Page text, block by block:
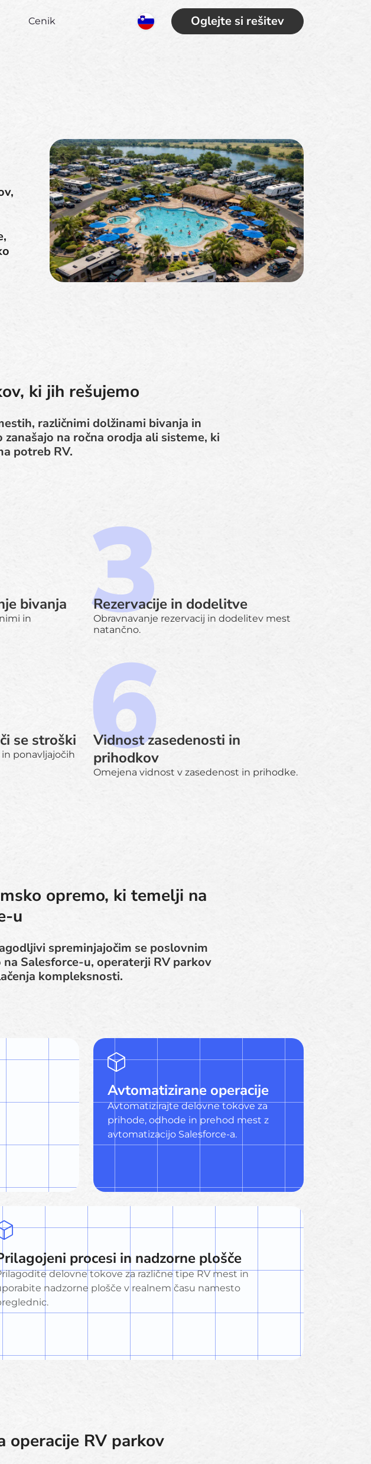
Oglejte si rešitev
Cenik
ki jih rešujemo
različnimi dolžinami bivanja in
na ročna orodja ali sisteme, ki
potreb RV.
bivanja
in
Rezervacije in dodelitve
Obravnavanje rezervacij in dodelitev mest
natančno.
se stroški
ponavljajočih
Vidnost zasedenosti in
prihodkov
Omejena vidnost v zasedenost in prihodke.
opremo, ki temelji na
u
spreminjajočim se poslovnim
Salesforce-u, operaterji RV parkov
kompleksnosti.
Avtomatizirane operacije
Avtomatizirajte delovne tokove za
prihode, odhode in prehod mest z
avtomatizacijo Salesforce-a.
procesi in nadzorne plošče
delovne tokove za različne tipe RV mest in
nadzorne plošče v realnem času namesto
operacije RV parkov